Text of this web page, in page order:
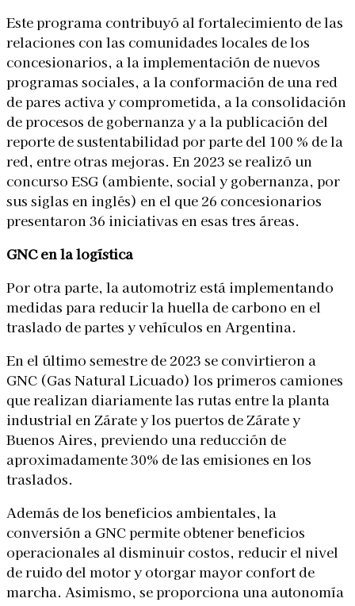
Este programa contribuyó al fortalecimiento de las
relaciones con las comunidades locales de los
concesionarios, a la implementación de nuevos
programas sociales, a la conformación de una red
de pares activa y comprometida, a la consolidación
de procesos de gobernanza y a la publicación del
reporte de sustentabilidad por parte del 100 % de la
red, entre otras mejoras. En 2023 se realizó un
concurso ESG (ambiente, social y gobernanza, por
sus siglas en inglés) en el que 26 concesionarios
presentaron 36 iniciativas en esas tres áreas.
GNC en la logística
Por otra parte, la automotriz está implementando
medidas para reducir la huella de carbono en el
traslado de partes y vehículos en Argentina.
En el último semestre de 2023 se convirtieron a
GNC (Gas Natural Licuado) los primeros camiones
que realizan diariamente las rutas entre la planta
industrial en Zárate y los puertos de Zárate y
Buenos Aires, previendo una reducción de
aproximadamente 30% de las emisiones en los
traslados.
Además de los beneficios ambientales, la
conversión a GNC permite obtener beneficios
operacionales al disminuir costos, reducir el nivel
de ruido del motor y otorgar mayor confort de
marcha. Asimismo, se proporciona una autonomía